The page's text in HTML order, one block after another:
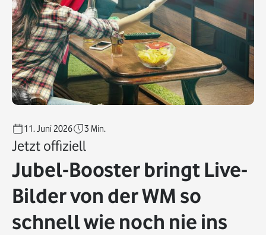
11. Juni 2026 3 Min.
Jetzt offiziell
Jubel-Booster bringt Live-
Bilder von der WM so
schnell wie noch nie ins